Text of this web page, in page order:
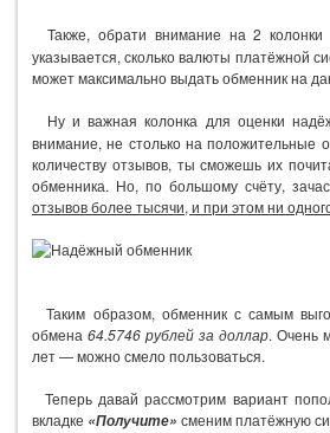
Также, обрати внимание на 2
указывается, сколько валюты платёжной
может максимально выдать обменник на
Ну и важная колонка для оценки
внимание, не столько на положительные
количеству отзывов, ты сможешь их
обменника. Но, по большому счёту,
отзывов более тысячи, и при этом ни
Таким образом, обменник с самым
обмена 64.5746 рублей за доллар. Очень
лет — можно смело пользоваться.
Теперь давай рассмотрим вариант
вкладке «Получите» сменим платёжную